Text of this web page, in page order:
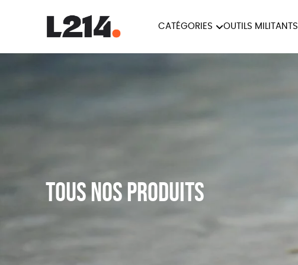
CATÉGORIES OUTILS MILITANTS
Tous nos produits